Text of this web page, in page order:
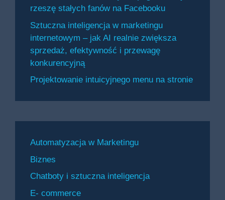
rzeszę stałych fanów na Facebooku
Sztuczna inteligencja w marketingu
internetowym – jak AI realnie zwiększa
sprzedaż, efektywność i przewagę
konkurencyjną
Projektowanie intuicyjnego menu na stronie
Automatyzacja w Marketingu
Biznes
Chatboty i sztuczna inteligencja
E- commerce